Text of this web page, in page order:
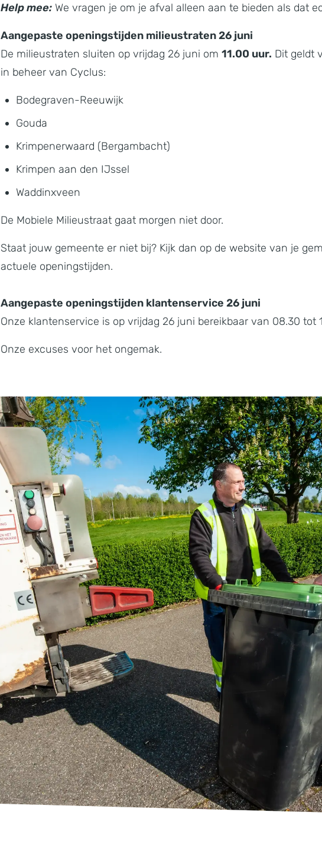
Help mee: We vragen je om je afval alleen aan te bieden als dat
Aangepaste openingstijden milieustraten 26 juni
De milieustraten sluiten op vrijdag 26 juni om 11.00 uur. Dit geldt
in beheer van Cyclus:
Bodegraven-Reeuwijk
Gouda
Krimpenerwaard (Bergambacht)
Krimpen aan den IJssel
Waddinxveen
De Mobiele Milieustraat gaat morgen niet door.
Staat jouw gemeente er niet bij? Kijk dan op de website van je
actuele openingstijden.
Aangepaste openingstijden klantenservice 26 juni
Onze klantenservice is op vrijdag 26 juni bereikbaar van 08.30 tot
Onze excuses voor het ongemak.